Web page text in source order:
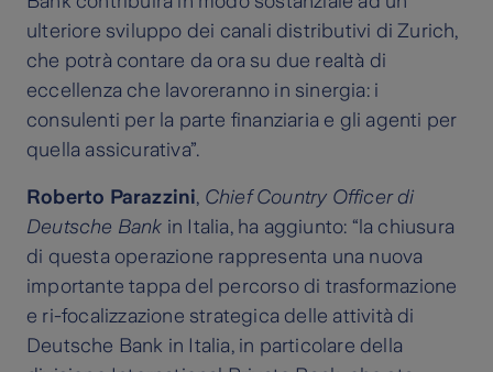
ulteriore sviluppo dei canali distributivi di Zurich,
che potrà contare da ora su due realtà di
eccellenza che lavoreranno in sinergia: i
consulenti per la parte finanziaria e gli agenti per
quella assicurativa”.
Roberto Parazzini, Chief Country Officer di
Deutsche Bank in Italia, ha aggiunto: “la chiusura
di questa operazione rappresenta una nuova
importante tappa del percorso di trasformazione
e ri-focalizzazione strategica delle attività di
Deutsche Bank in Italia, in particolare della